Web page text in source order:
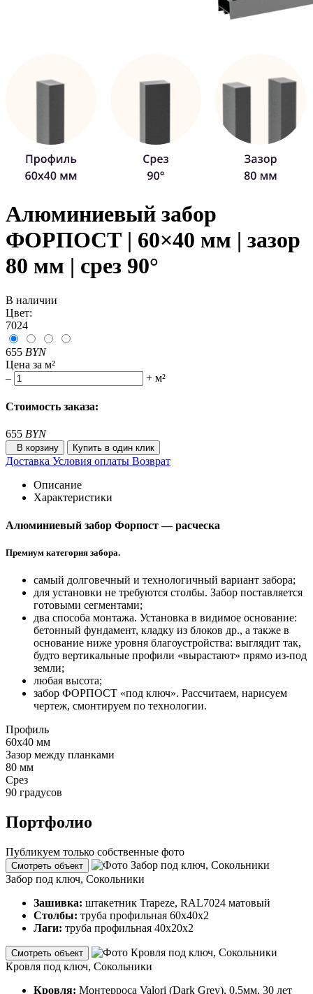
Алюминиевый забор
ФОРПОСТ | 60×40 мм | зазор
80 мм | срез 90°
В наличии
Цвет:
7024
655 BYN
Цена за м²
–
+ м²
Стоимость заказа:
655 BYN
В корзину Купить в один клик
Доставка Условия оплаты Возврат
Описание
Характеристики
Алюминиевый забор Форпост — расческа
Премиум категория забора.
самый долговечный и технологичный вариант забора;
для установки не требуются столбы. Забор поставляется
готовыми сегментами;
два способа монтажа. Установка в видимое основание:
бетонный фундамент, кладку из блоков др., а также в
основание ниже уровня благоустройства: выглядит так,
будто вертикальные профили «вырастают» прямо из-под
земли;
любая высота;
забор ФОРПОСТ «под ключ». Рассчитаем, нарисуем
чертеж, смонтируем по технологии.
Профиль
60х40 мм
Зазор между планками
80 мм
Срез
90 градусов
Портфолио
Публикуем только собственные фото
Смотреть объект
Забор под ключ, Сокольники
Зашивка: штакетник Trapeze, RAL7024 матовый
Столбы: труба профильная 60х40х2
Лаги: труба профильная 40х20х2
Смотреть объект
Кровля под ключ, Сокольники
Кровля: Монтерроса Valori (Dark Grey), 0.5мм, 30 лет